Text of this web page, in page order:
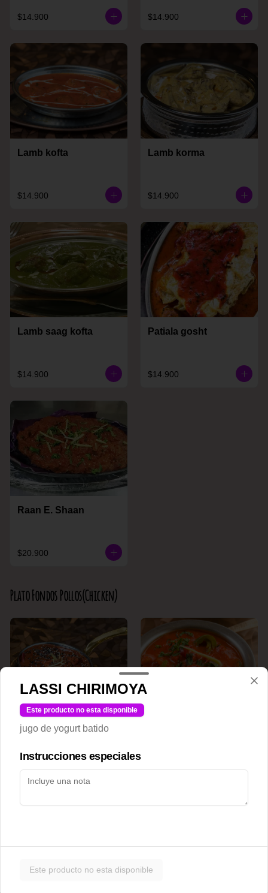
$14.900 $14.900
Lamb kofta
$14.900
Lamb korma
$14.900
Lamb saag kofta
$14.900
Patiala gosht
$14.900
Raan E. Shaan
$20.900
Plato Fondos Pollos(Chicken)
Achari chicken
$12.500 $12.500
LASSI CHIRIMOYA
Este producto no esta disponible
jugo de yogurt batido
Instrucciones especiales
Este producto no esta disponible